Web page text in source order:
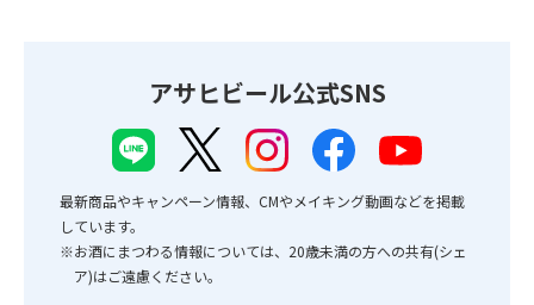
アサヒビール公式SNS
最新商品やキャンペーン情報、CMやメイキング動画などを掲載
しています。
※お酒にまつわる情報については、20歳未満の方への共有(シェ
ア)はご遠慮ください。